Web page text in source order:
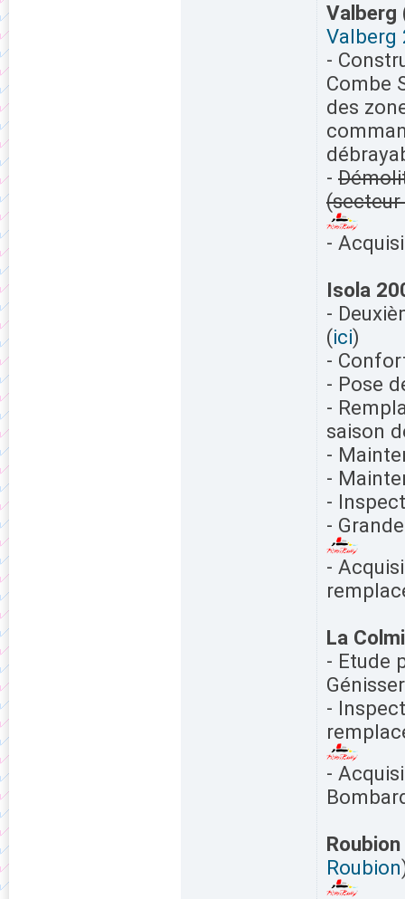
Valberg
Valberg
-
Combe
des
-
-
Isola
-
(ici)
-
- Pose
-
saison
-
-
-
-
-
La
- Etude
-
-
Roubion
Roubion